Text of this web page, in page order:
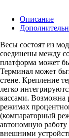
Описание
Весы состоят из
соединены между
платформа может
Терминал может
стене. Крепление
легко
кассами. Возможна
режимах
(компараторный
автономную
внешними